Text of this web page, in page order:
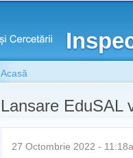
Eşti aici
Acasă
Lansare EduSAL
27 Octombrie 2022 -